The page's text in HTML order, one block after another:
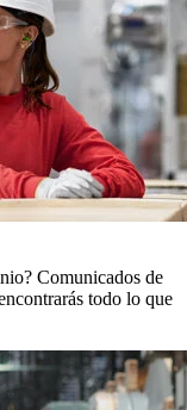
Comunicados de
todo lo que